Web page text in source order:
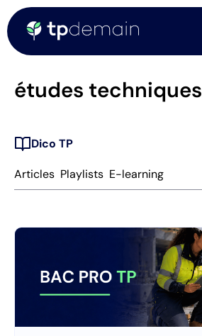
études techniques
Articles Playlists E-learning
Dico TP